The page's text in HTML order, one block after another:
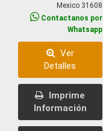
Mexico 31608
Contactanos por
Whatsapp
Ver
Detalles
Imprime
Información